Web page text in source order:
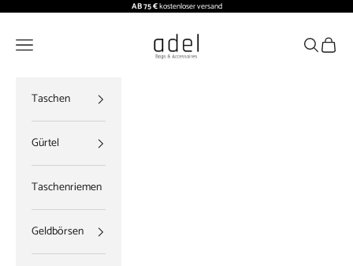
Zum Inhalt springen AB 75 €kostenloser versand
ADEL BAGS
Menü Suchen
Taschen
Gürtel
Taschenriemen
Geldbörsen